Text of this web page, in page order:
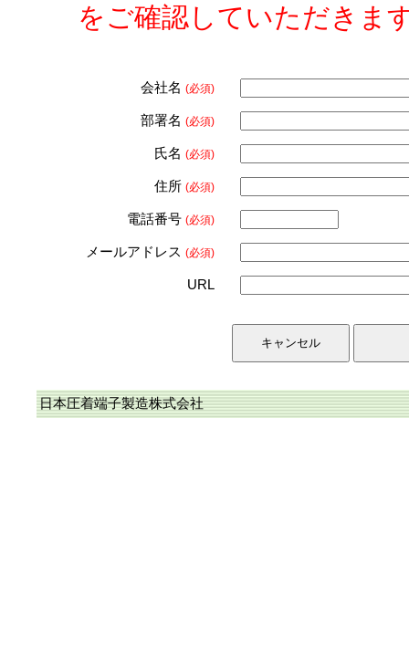
をご確認していただきま
会社名 (必須)
部署名 (必須)
氏名 (必須)
住所 (必須)
電話番号 (必須)
メールアドレス (必須)
URL
日本圧着端子製造株式会社